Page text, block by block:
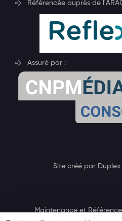
Référencée auprès de
Assuré par :
Site créé par
Maintenance et